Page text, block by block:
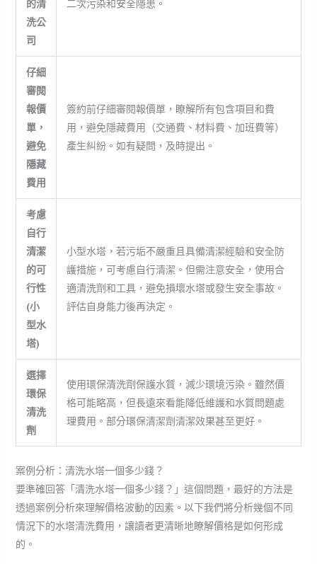
的清
洗公
司
二次污染和安全隱患。
仔細
審閱
報價
單，
避免
隱藏
費用
簽約前仔細審閱報價單，瞭解所有包含項目和費
用，避免隱藏費用（交通費、材料費、加班費等）
產生糾紛。如有疑問，及時提出。
考慮
自行
清潔
的可
行性
(小
型水
塔)
小型水塔，若污垢不嚴重且具備清潔經驗和安全防
護措施，可考慮自行清潔。但需注意安全，使用合
適清洗劑和工具，避免損壞水塔或發生安全事故。
評估自身能力後再決定。
選擇
環保
清洗
劑
使用環保清洗劑保護水質，減少環境污染。雖然價
格可能略高，但長遠來看能降低維護和水質問題處
理費用。部分環保清潔劑清潔效果甚至更好。
案例分析：清洗水塔一個多少錢？
要準確回答「清洗水塔一個多少錢？」這個問題，最好的方法是
透過案例分析來理解價格波動的因素。以下我們將分析幾個不同
情況下的水塔清洗費用，讓讀者更清晰地瞭解價格是如何形成
的。